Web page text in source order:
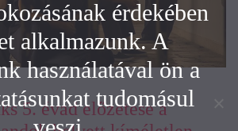
5. évad előzetese a
érdekében
alkalmazunk. A
használatával ön a
tudomásul